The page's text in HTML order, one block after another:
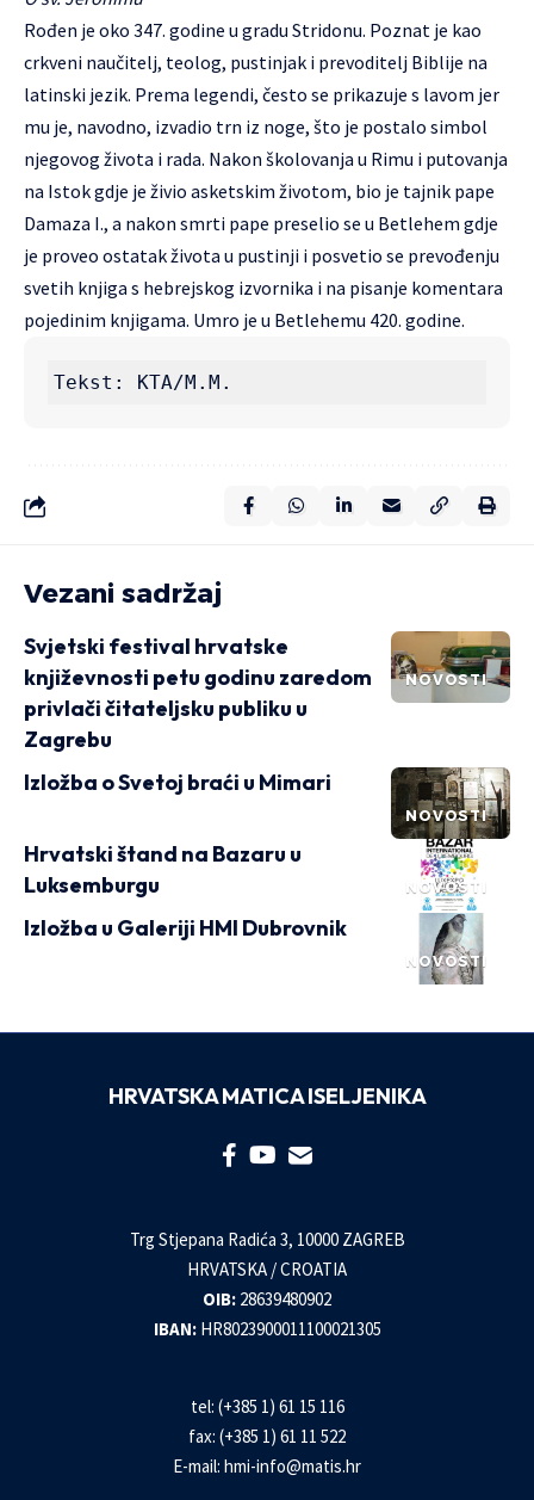
Rođen je oko 347. godine u gradu Stridonu. Poznat je kao
crkveni naučitelj, teolog, pustinjak i prevoditelj Biblije na
latinski jezik. Prema legendi, često se prikazuje s lavom jer
mu je, navodno, izvadio trn iz noge, što je postalo simbol
njegovog života i rada. Nakon školovanja u Rimu i putovanja
na Istok gdje je živio asketskim životom, bio je tajnik pape
Damaza I., a nakon smrti pape preselio se u Betlehem gdje
je proveo ostatak života u pustinji i posvetio se prevođenju
svetih knjiga s hebrejskog izvornika i na pisanje komentara
pojedinim knjigama. Umro je u Betlehemu 420. godine.
Tekst: KTA/M.M.
Vezani sadržaj
NOVOSTI
Svjetski festival hrvatske
književnosti petu godinu zaredom
privlači čitateljsku publiku u
Zagrebu
NOVOSTI
Izložba o Svetoj braći u Mimari
NOVOSTI
Hrvatski štand na Bazaru u
Luksemburgu
NOVOSTI
Izložba u Galeriji HMI Dubrovnik
HRVATSKA MATICA ISELJENIKA
Trg Stjepana Radića 3, 10000 ZAGREB
HRVATSKA / CROATIA
OIB: 28639480902
IBAN: HR8023900011100021305
tel: (+385 1) 61 15 116
fax: (+385 1) 61 11 522
E-mail: hmi-info@matis.hr